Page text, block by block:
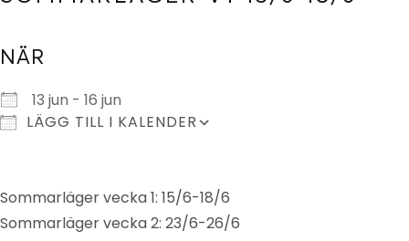
NÄR
13 jun - 16 jun
LÄGG TILL I KALENDER
Ladda ner ICS
Sommarläger vecka 1: 15/6-18/6
Sommarläger vecka 2: 23/6-26/6